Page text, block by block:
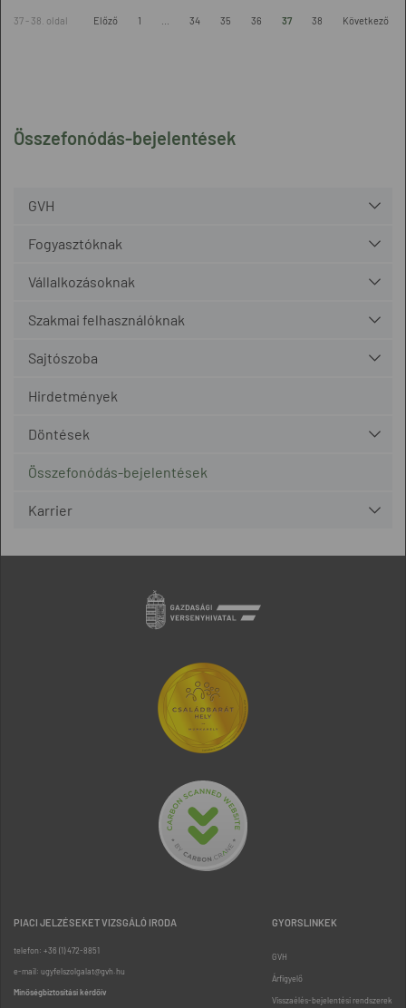
Összefonódás-bejelentések
GVH
Fogyasztóknak
Vállalkozásoknak
Szakmai felhasználóknak
Sajtószoba
Hirdetmények
Döntések
Összefonódás-bejelentések
Karrier
37 - 38. oldal Előző 1 34 35 36 37 38 Következő
PIACI JELZÉSEKET VIZSGÁLÓ IRODA
telefon: +36 (1) 472-8851
e-mail: ugyfelszolgalat@gvh.hu
Minőségbiztosítási kérdőív
GYORSLINKEK
GVH
Árfigyelő
Visszaélés-bejelentési rendszerek